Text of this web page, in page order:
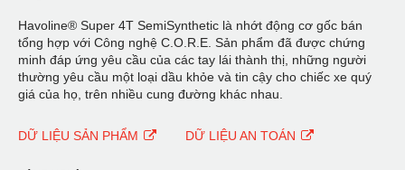
Havoline® Super 4T SemiSynthetic là nhớt động cơ gốc bán
tổng hợp với Công nghệ C.O.R.E. Sản phẩm đã được chứng
minh đáp ứng yêu cầu của các tay lái thành thị, những người
thường yêu cầu một loại dầu khỏe và tin cậy cho chiếc xe quý
giá của họ, trên nhiều cung đường khác nhau.
DỮ LIỆU SẢN PHẨM DỮ LIỆU AN TOÁN